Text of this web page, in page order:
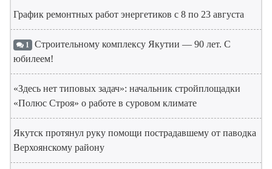
График ремонтных работ энергетиков с 8 по 23 августа
1 Строительному комплексу Якутии — 90 лет. С
юбилеем!
«Здесь нет типовых задач»: начальник стройплощадки
«Полюс Строя» о работе в суровом климате
Якутск протянул руку помощи пострадавшему от паводка
Верхоянскому району